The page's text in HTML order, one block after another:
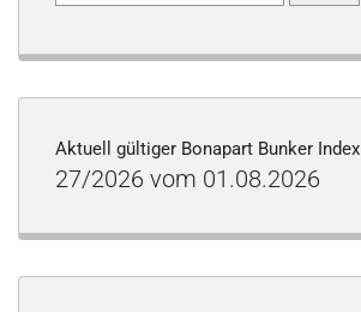
Aktuell gültiger Bonapart Bunker Index
27/2026 vom 01.08.2026